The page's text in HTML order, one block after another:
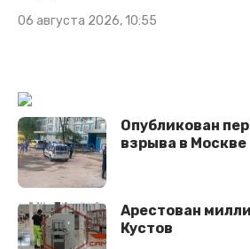
06 августа 2026, 10:55
Опубликован
взрыва в Москве
Арестован
Кустов